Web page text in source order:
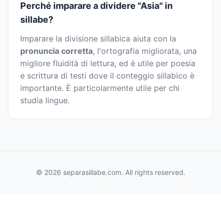
Perché imparare a dividere "Asia" in
sillabe?
Imparare la divisione sillabica aiuta con la
pronuncia corretta, l'ortografia migliorata, una
migliore fluidità di lettura, ed è utile per poesia
e scrittura di testi dove il conteggio sillabico è
importante. È particolarmente utile per chi
studia lingue.
© 2026 separasillabe.com. All rights reserved.